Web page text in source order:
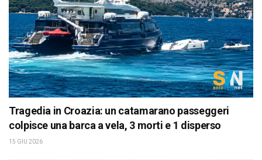
Tragedia in Croazia: un catamarano passeggeri
colpisce una barca a vela, 3 morti e 1 disperso
15 GIU 2026